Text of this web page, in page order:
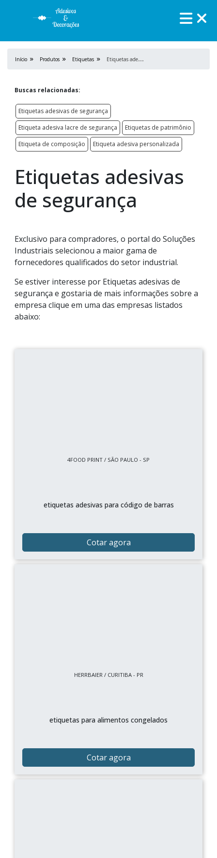
Início Produtos Etiquetas E
tiquetas adesivas de segurança
Buscas relacionadas:
Etiquetas adesivas de segurança
Etiqueta adesiva lacre de segurança
Etiquetas de patrimônio
Etiqueta de composição
Etiqueta adesiva personalizada
Etiquetas adesivas
de segurança
Exclusivo para compradores, o portal do Soluções
Industriais selecionou a maior gama de
fornecedores qualificados do setor industrial.
Se estiver interesse por Etiquetas adesivas de
segurança e gostaria de mais informações sobre a
empresa clique em uma das empresas listados
abaixo:
4FOOD PRINT / SÃO PAULO - SP
etiquetas adesivas para código de barras
Cotar agora
HERRBAIER / CURITIBA - PR
etiquetas para alimentos congelados
Cotar agora